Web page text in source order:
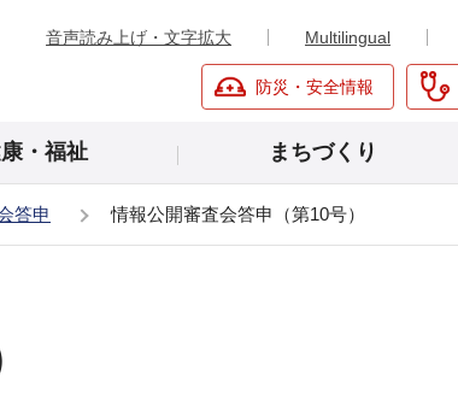
音声読み上げ・文字拡大 Multilingual
防災・安全情報
・福祉 まちづくり
答申 情報公開審査会答申（第10号）